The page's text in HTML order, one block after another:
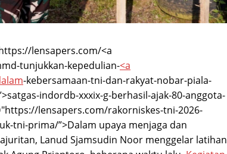
lensapers.com/<a
tunjukkan-kepedulian-<a
-kebersamaan-tni-dan-rakyat-nobar-piala-
indordb-xxxix-g-berhasil-ajak-80-anggota-
lensapers.com/rakorniskes-tni-2026-
tni-prima/”>Dalam upaya menjaga dan
Lanud Sjamsudin Noor menggelar latihan